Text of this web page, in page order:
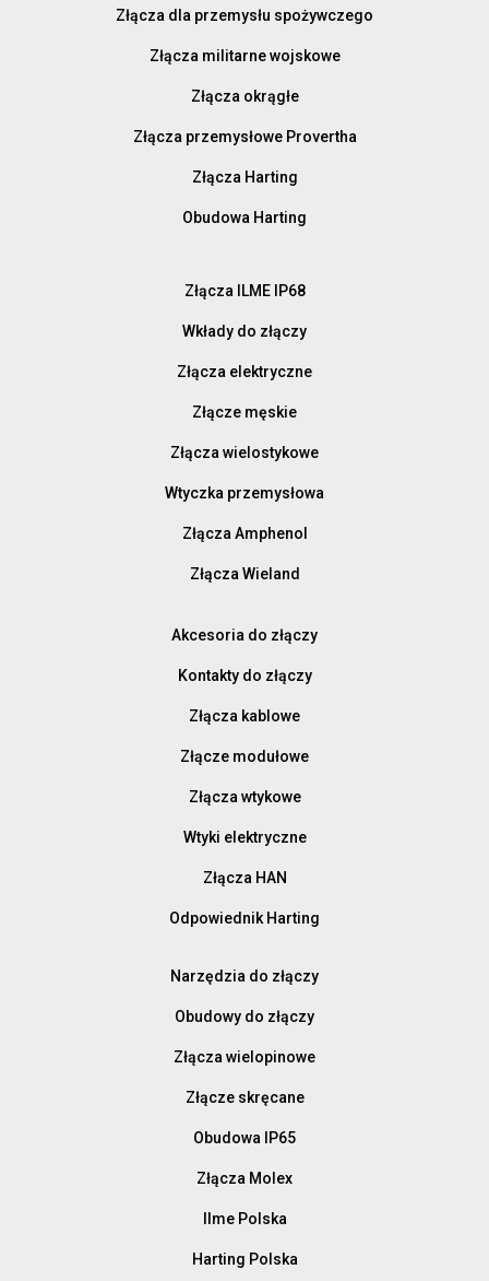
Złącza dla przemysłu spożywczego
Złącza militarne wojskowe
Złącza okrągłe
Złącza przemysłowe Provertha
Złącza Harting
Obudowa Harting
Złącza ILME IP68
Wkłady do złączy
Złącza elektryczne
Złącze męskie
Złącza wielostykowe
Wtyczka przemysłowa
Złącza Amphenol
Złącza Wieland
Akcesoria do złączy
Kontakty do złączy
Złącza kablowe
Złącze modułowe
Złącza wtykowe
Wtyki elektryczne
Złącza HAN
Odpowiednik Harting
Narzędzia do złączy
Obudowy do złączy
Złącza wielopinowe
Złącze skręcane
Obudowa IP65
Złącza Molex
Ilme Polska
Harting Polska